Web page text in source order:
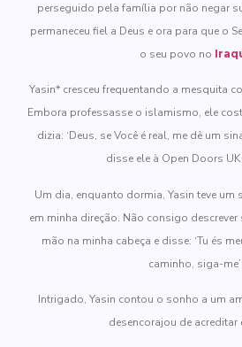
perseguido pela família por não negar
permaneceu fiel a Deus e ora para que o
o seu povo no
Yasin* cresceu frequentando a mesquita
Embora professasse o islamismo, ele
dizia: ‘Deus, se Você é real, me dê um
disse ele à Open Doors
Um dia, enquanto dormia, Yasin teve um
em minha direção. Não consigo
mão na minha cabeça e disse: ‘Tu és
caminho, siga-
Intrigado, Yasin contou o sonho a um
desencorajou de acreditar